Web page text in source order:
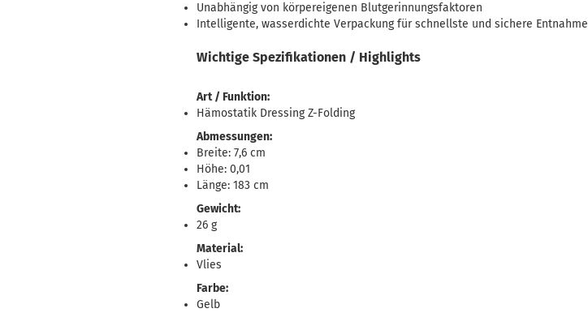
Unabhängig von körpereigenen Blutgerinnungsfaktoren
Intelligente, wasserdichte Verpackung für schnellste und sichere Entnahme
Wichtige Spezifikationen / Highlights
Art / Funktion:
Hämostatik Dressing Z-Folding
Abmessungen:
Breite: 7,6 cm
Höhe: 0,01
Länge: 183 cm
Gewicht:
26 g
Material:
Vlies
Farbe:
Gelb